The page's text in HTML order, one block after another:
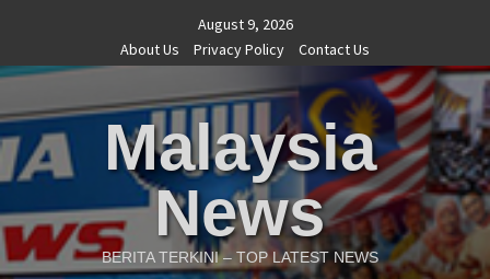
content
August 9, 2026
About Us
Privacy Policy Contact Us
Malaysia
News
BERITA TERKINI – TOP LATEST NEWS